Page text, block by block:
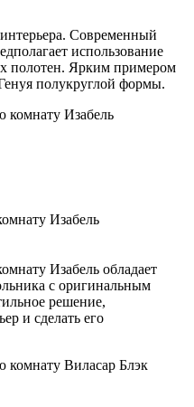
Современный
использование
полотен. Ярким примером
полукруглой формы.
Изабель
Изабель обладает
с оригинальным
решение,
и сделать его